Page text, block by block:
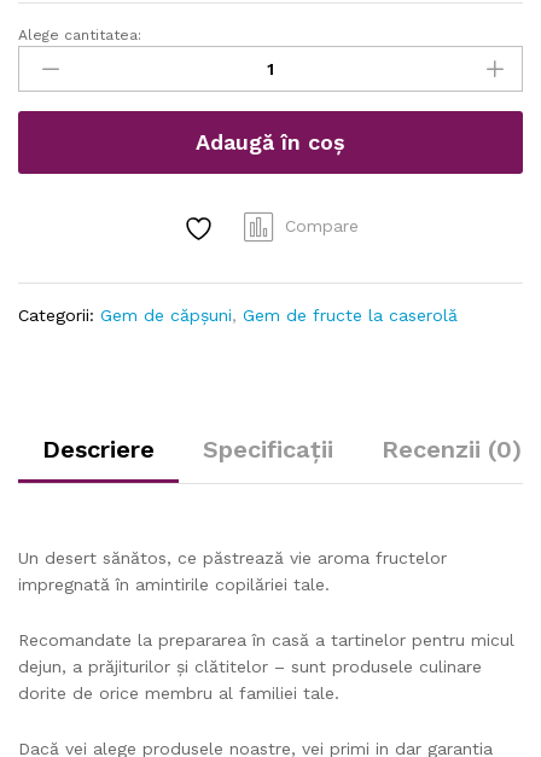
Gem
Căpșuni
50%
la
20gx960
Alege cantitatea:
Adaugă în coș
Compare
Categorii: Gem de căpșuni, Gem de fructe la caserolă
Descriere Specificații Recenzii (0)
Un desert sănătos, ce păstrează vie aroma fructelor
impregnată în amintirile copilăriei tale.
Recomandate la prepararea în casă a tartinelor pentru micul
dejun, a prăjiturilor și clătitelor – sunt produsele culinare
dorite de orice membru al familiei tale.
Dacă vei alege produsele noastre, vei primi in dar garantia